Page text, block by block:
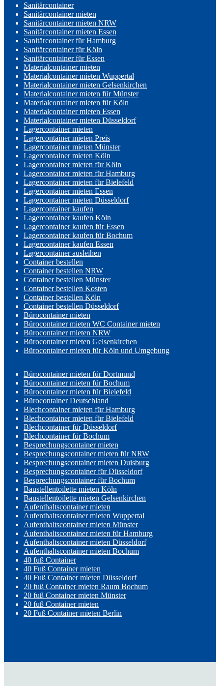
Sanitärcontainer
Sanitärcontainer mieten
Sanitärcontainer mieten NRW
Sanitärcontainer mieten Essen
Sanitärcontainer für Hamburg
Sanitärcontainer für Köln
Sanitärcontainer für Essen
Materialcontainer mieten
Materialcontainer mieten Wuppertal
Materialcontainer mieten Gelsenkirchen
Materialcontainer mieten für Münster
Materialcontainer mieten für Köln
Materialcontainer mieten Essen
Materialcontainer mieten Düsseldorf
Lagercontainer mieten
Lagercontainer mieten Preis
Lagercontainer mieten Münster
Lagercontainer mieten Köln
Lagercontainer mieten für Köln
Lagercontainer mieten für Hamburg
Lagercontainer mieten für Bielefeld
Lagercontainer mieten Essen
Lagercontainer mieten Düsseldorf
Lagercontainer kaufen
Lagercontainer kaufen Köln
Lagercontainer kaufen für Essen
Lagercontainer kaufen für Bochum
Lagercontainer kaufen Essen
Lagercontainer ausleihen
Container bestellen
Container bestellen NRW
Container bestellen Münster
Container bestellen Kosten
Container bestellen Köln
Container bestellen Düsseldorf
Bürocontainer mieten
Bürocontainer mieten WC Container mieten
Bürocontainer mieten NRW
Bürocontainer mieten Gelsenkirchen
Bürocontainer mieten für Köln und Umgebung
Bürocontainer mieten für Dortmund
Bürocontainer mieten für Bochum
Bürocontainer mieten für Bielefeld
Bürocontainer Deutschland
Blechcontainer mieten für Hamburg
Blechcontainer mieten für Bielefeld
Blechcontainer für Düsseldorf
Blechcontainer für Bochum
Besprechungscontainer mieten
Besprechungscontainer mieten für NRW
Besprechungscontainer mieten Duisburg
Besprechungscontainer für Düsseldorf
Besprechungscontainer für Bochum
Baustellentoilette mieten Köln
Baustellentoilette mieten Gelsenkirchen
Aufenthaltscontainer mieten
Aufenthaltscontainer mieten Wuppertal
Aufenthaltscontainer mieten Münster
Aufenthaltscontainer mieten für Hamburg
Aufenthaltscontainer mieten Düsseldorf
Aufenthaltscontainer mieten Bochum
40 fuß Container
40 Fuß Container mieten
40 Fuß Container mieten Düsseldorf
20 fuß Container mieten Raum Bochum
20 fuß Container mieten Münster
20 fuß Container mieten
20 Fuß Container mieten Berlin